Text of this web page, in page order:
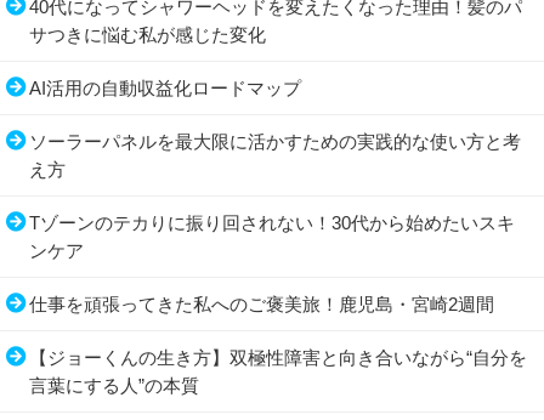
40代になってシャワーヘッドを変えたくなった理由！髪のパ
サつきに悩む私が感じた変化
AI活用の自動収益化ロードマップ
ソーラーパネルを最大限に活かすための実践的な使い方と考
え方
Tゾーンのテカりに振り回されない！30代から始めたいスキ
ンケア
仕事を頑張ってきた私へのご褒美旅！鹿児島・宮崎2週間
【ジョーくんの生き方】双極性障害と向き合いながら“自分を
言葉にする人”の本質